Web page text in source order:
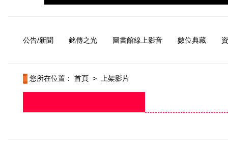
公告/新聞 銘傳之光 圖書館線上影音 數位典藏
您所在位置： 首頁 > 上架影片